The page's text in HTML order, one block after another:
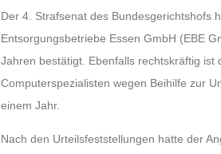
Der 4. Strafsenat des Bundesgerichtshofs
Entsorgungsbetriebe Essen GmbH (EBE
Jahren bestätigt. Ebenfalls rechtskräftig
Computerspezialisten wegen Beihilfe zur
einem Jahr.
Nach den Urteilsfeststellungen hatte der